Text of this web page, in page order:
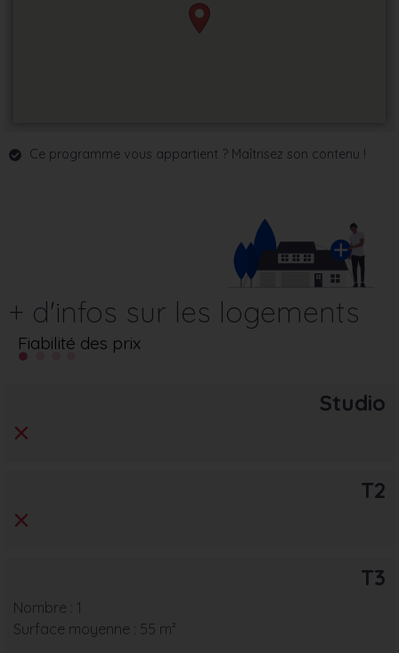
Ce programme vous appartient ? Maîtrisez son contenu !
+ d'infos sur les logements
Fiabilité des prix
Studio
T2
T3
Nombre : 1
Surface moyenne : 55 m²